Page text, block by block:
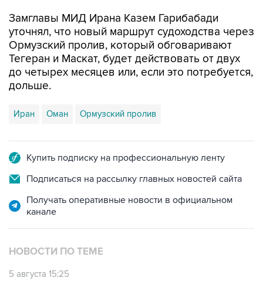
Замглавы МИД Ирана Казем Гарибабади
уточнял, что новый маршрут судоходства через
Ормузский пролив, который обговаривают
Тегеран и Маскат, будет действовать от двух
до четырех месяцев или, если это потребуется,
дольше.
Иран Оман Ормузский пролив
Купить подписку на профессиональную ленту
Подписаться на рассылку главных новостей сайта
Получать оперативные новости в официальном
канале
НОВОСТИ ПО ТЕМЕ
5 августа 15:25